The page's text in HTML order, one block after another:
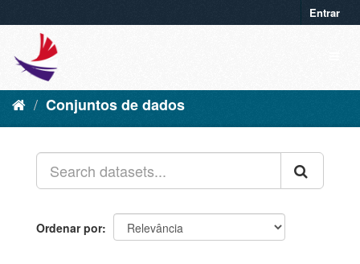
Entrar
Conjuntos de dados
Ordenar por